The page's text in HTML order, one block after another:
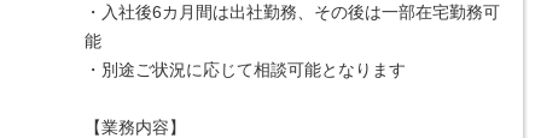
・入社後6カ月間は出社勤務、その後は一部在宅勤務可
能
・別途ご状況に応じて相談可能となります
【業務内容】